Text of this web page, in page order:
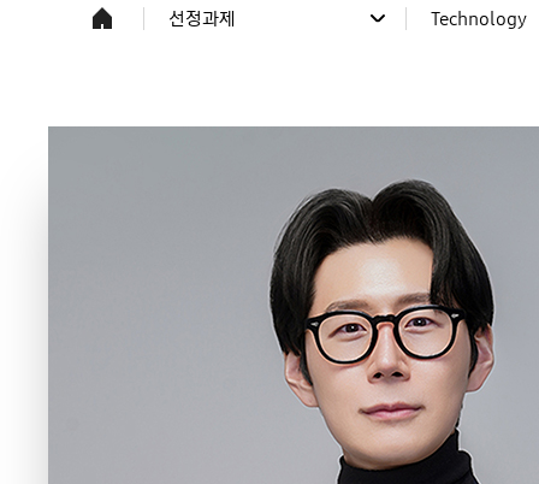
선정과제 Technology
연구자 소식